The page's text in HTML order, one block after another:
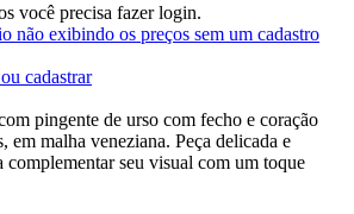
você precisa fazer login.
não exibindo os preços sem um cadastro
cadastrar
pingente de urso com fecho e coração
em malha veneziana. Peça delicada e
complementar seu visual com um toque